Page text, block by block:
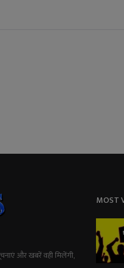
और खबरें वही मिलेंगी,
MOST